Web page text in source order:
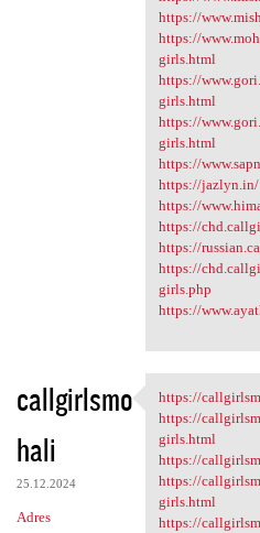
https://
https://
girls.html
https://
girls.html
https://
girls.html
https://
https://jazlyn.in/
https://
https://
https://
https://
girls.php
https://
callgirlsmo
hali
25.12.2024
Adres
https://
https://
https://
girls.html
https://
https://
girls.html
https://